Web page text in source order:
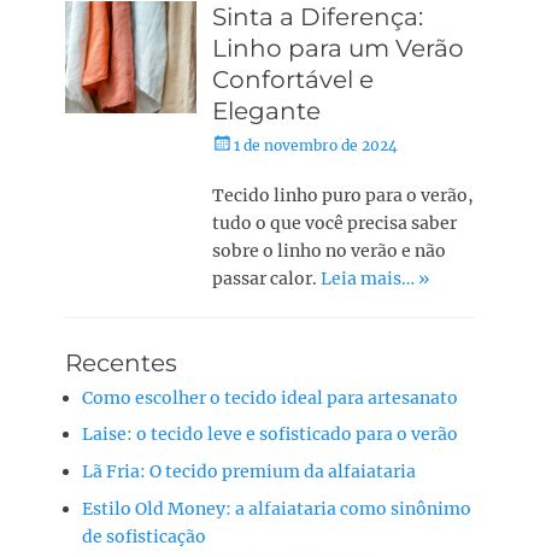
Sinta a Diferença:
Linho para um Verão
Confortável e
Elegante
1 de novembro de 2024
Tecido linho puro para o verão,
tudo o que você precisa saber
sobre o linho no verão e não
passar calor.Leia mais… »
Recentes
Como escolher o tecido ideal para artesanato
Laise: o tecido leve e sofisticado para o verão
Lã Fria: O tecido premium da alfaiataria
Estilo Old Money: a alfaiataria como sinônimo
de sofisticação